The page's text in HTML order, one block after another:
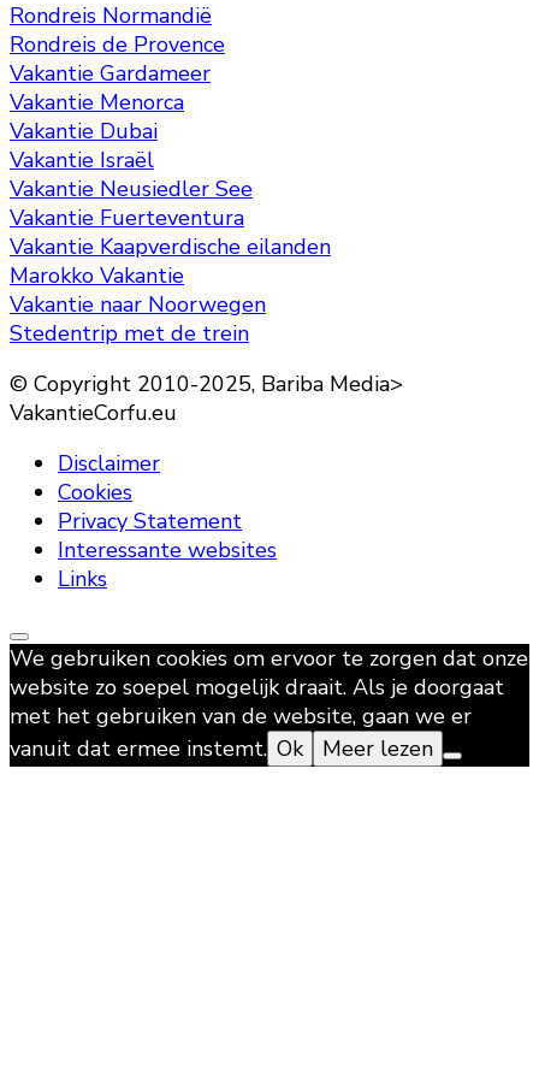
Rondreis Normandië
Rondreis de Provence
Vakantie Gardameer
Vakantie Menorca
Vakantie Dubai
Vakantie Israël
Vakantie Neusiedler See
Vakantie Fuerteventura
Vakantie Kaapverdische eilanden
Marokko Vakantie
Vakantie naar Noorwegen
Stedentrip met de trein
© Copyright 2010-2025, Bariba Media>
VakantieCorfu.eu
Disclaimer
Cookies
Privacy Statement
Interessante websites
Links
We gebruiken cookies om ervoor te zorgen dat onze
website zo soepel mogelijk draait. Als je doorgaat
met het gebruiken van de website, gaan we er
vanuit dat ermee instemt. Ok Meer lezen